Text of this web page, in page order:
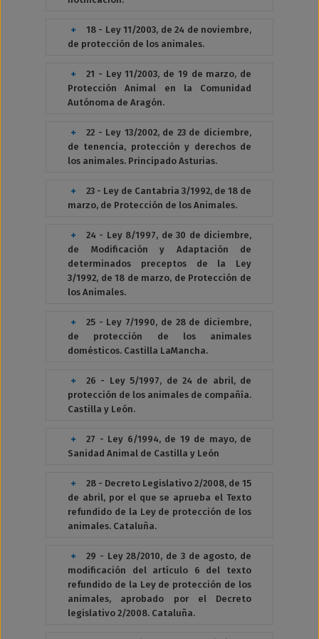
18 - Ley 11/2003, de 24 de noviembre,
de protección de los animales.
21 - Ley 11/2003, de 19 de marzo, de
Protección Animal en la Comunidad
Autónoma de Aragón.
22 - Ley 13/2002, de 23 de diciembre,
de tenencia, protección y derechos de
los animales. Principado Asturias.
23 - Ley de Cantabria 3/1992, de 18 de
marzo, de Protección de los Animales.
24 - Ley 8/1997, de 30 de diciembre,
de Modificación y Adaptación de
determinados preceptos de la Ley
3/1992, de 18 de marzo, de Protección de
los Animales.
25 - Ley 7/1990, de 28 de diciembre,
de protección de los animales
domésticos. Castilla LaMancha.
26 - Ley 5/1997, de 24 de abril, de
protección de los animales de compañía.
Castilla y León.
27 - Ley 6/1994, de 19 de mayo, de
Sanidad Animal de Castilla y León
28 - Decreto Legislativo 2/2008, de 15
de abril, por el que se aprueba el Texto
refundido de la Ley de protección de los
animales. Cataluña.
29 - Ley 28/2010, de 3 de agosto, de
modificación del artículo 6 del texto
refundido de la Ley de protección de los
animales, aprobado por el Decreto
legislativo 2/2008. Cataluña.